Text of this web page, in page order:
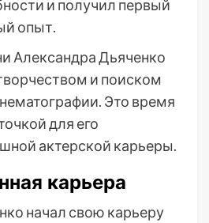
и получил первый
опыт.
Александра Дьяченко
и поиском
Это время
для его
актерской карьеры.
карьера
начал свою карьеру